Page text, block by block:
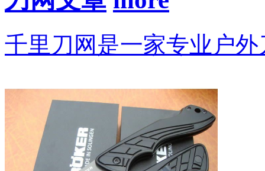
千里刀网是一家专业户